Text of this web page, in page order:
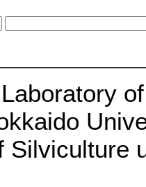
Silviculture